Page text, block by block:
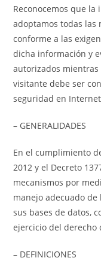
Reconocemos que
adoptamos todas las
conforme a las
dicha información y
autorizados
visitante debe ser
seguridad en
– GENERALIDADES
En el cumplimiento
2012 y el Decreto
mecanismos por
manejo adecuado
sus bases de datos,
ejercicio del derecho
– DEFINICIONES